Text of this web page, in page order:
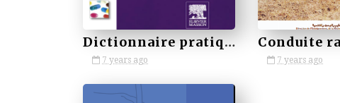
Dictionnaire pratique therapeutique de chien chat et nac
7 years ago 7 years ago